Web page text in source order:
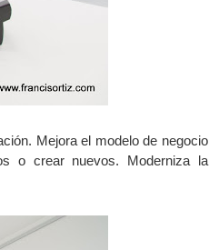
Mejora el modelo de negocio
o crear nuevos. Moderniza la